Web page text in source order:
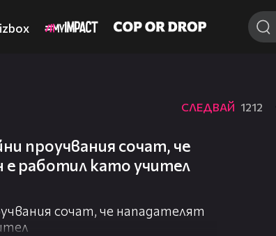
СЛЕДВАЙ 1212
проучвания сочат, че
работил като учител
сочат, че нападателят